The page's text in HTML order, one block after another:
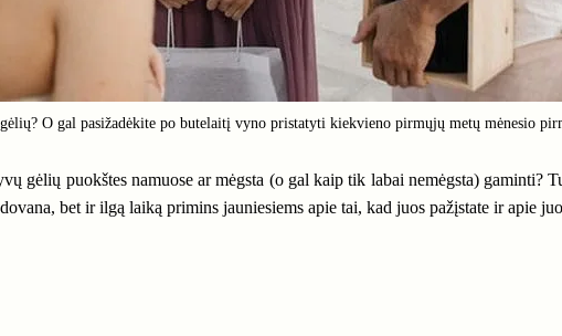
O gal pasižadėkite po butelaitį vyno pristatyti kiekvieno pirmųjų metų mėnesio
gėlių puokštes namuose ar mėgsta (o gal kaip tik labai nemėgsta) gaminti?
bet ir ilgą laiką primins jauniesiems apie tai, kad juos pažįstate ir apie